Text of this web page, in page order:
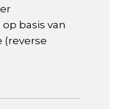
basis van
(reverse